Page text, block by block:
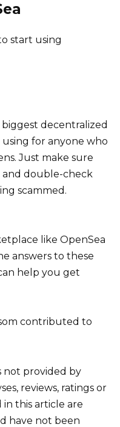
start using
decentralized
using for anyone who
Just make sure
and double-check
scammed.
like OpenSea
answers to these
help you get
contributed to
not provided by
reviews, ratings or
this article are
have not been